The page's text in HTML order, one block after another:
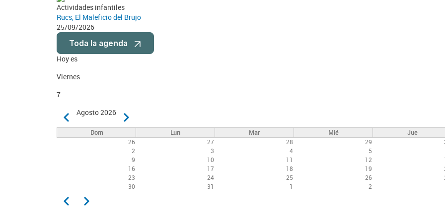
Actividades infantiles
Rucs, El Maleficio del Brujo
25/09/2026
Toda la agenda
Hoy es
Viernes
7
Paginación
AnteriorAgosto 2026 Siguiente
Dom Lun Mar Mié Jue
26
27 28 29
2
3 4 5
9
10 11 12
16
17 18 19
23
24 25 26
30
31 1 2
Paginación
AnteriorSiguiente